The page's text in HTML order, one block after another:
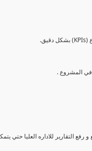
التقارير للاداره العليا حتي